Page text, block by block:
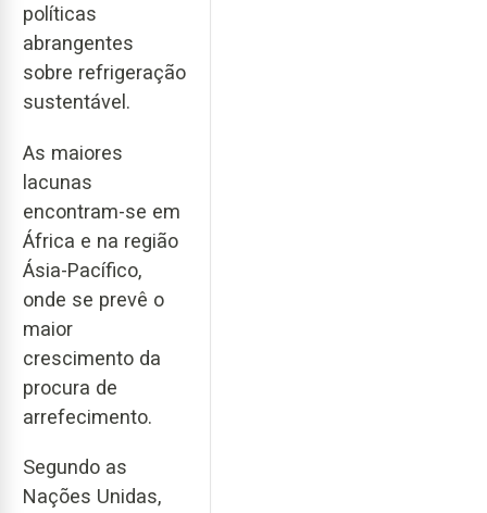
políticas
abrangentes
sobre refrigeração
sustentável.
As maiores
lacunas
encontram-se em
África e na região
Ásia-Pacífico,
onde se prevê o
maior
crescimento da
procura de
arrefecimento.
Segundo as
Nações Unidas,